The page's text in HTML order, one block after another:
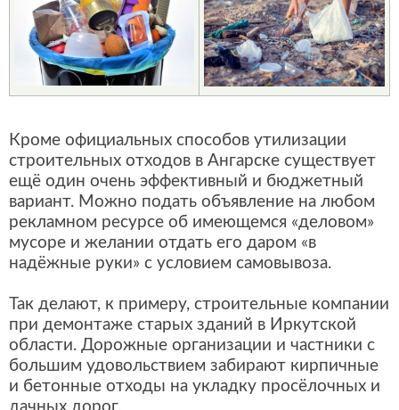
Кроме официальных способов утилизации
строительных отходов в Ангарске существует
ещё один очень эффективный и бюджетный
вариант. Можно подать объявление на любом
рекламном ресурсе об имеющемся «деловом»
мусоре и желании отдать его даром «в
надёжные руки» с условием самовывоза.
Так делают, к примеру, строительные компании
при демонтаже старых зданий в Иркутской
области. Дорожные организации и частники с
большим удовольствием забирают кирпичные
и бетонные отходы на укладку просёлочных и